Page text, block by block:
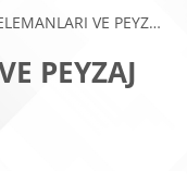
SINIR ELEMANLARI VE PEYZAJ TASARIMI
PEYZAJ